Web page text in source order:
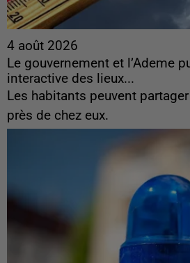
4 août 2026
Le gouvernement et l’Ademe
interactive des lieux...
Les habitants peuvent
près de chez eux.